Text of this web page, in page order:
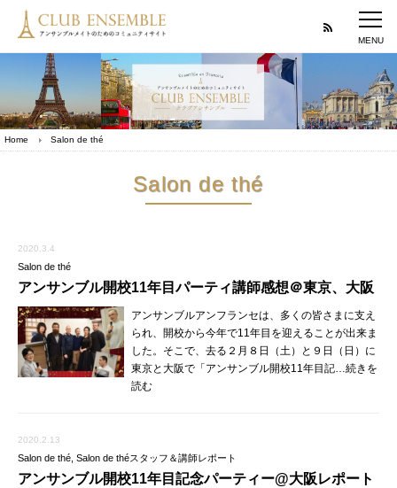
Home Salon de thé
Salon de thé
2020.3.4
Salon de thé
アンサンブル開校11年目パーティ講師感想＠東京、大阪
アンサンブルアンフランセは、多くの皆さまに支え
られ、開校から今年で11年目を迎えることが出来ま
した。そこで、去る２月８日（土）と９日（日）に
東京と大阪で「アンサンブル開校11年目記…続きを
読む
2020.2.13
Salon de thé Salon de théスタッフ＆講師レポート
アンサンブル開校11年目記念パーティー@大阪レポート